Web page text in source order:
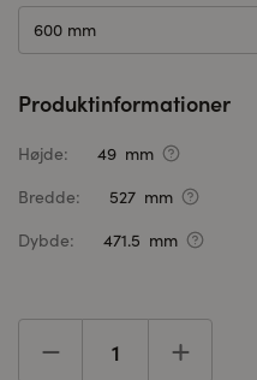
600 mm
Produktinformationer
Højde:
49 mm
Bredde:
527 mm
Dybde:
471.5 mm